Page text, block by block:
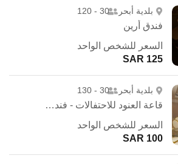
بلدية أبحر 30 - 120
فندق أرين
السعر للشخص الواحد
125 SAR
بلدية أبحر 30 - 130
قاعة العنود للاحتفالات - فندق درة العنود
السعر للشخص الواحد
100 SAR